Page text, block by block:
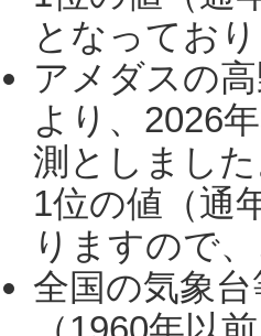
となってお
アメダスの
より、2026
測としまし
1位の値（通
りますので
全国の気象